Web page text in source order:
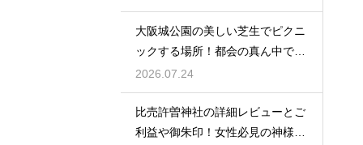
大阪城公園の美しい芝生でピクニ
ックする場所！都会の真ん中で癒
される
2026.07.24
比売許曽神社の詳細レビューとご
利益や御朱印！女性必見の神様と